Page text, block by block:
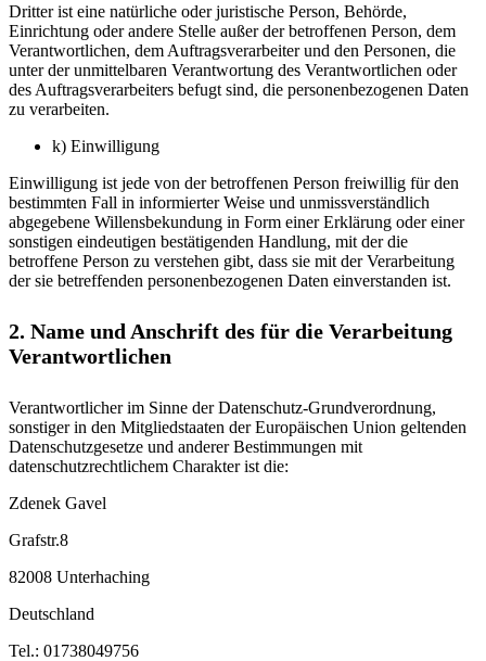
Dritter ist eine natürliche oder juristische Person, Behörde,
Einrichtung oder andere Stelle außer der betroffenen Person, dem
Verantwortlichen, dem Auftragsverarbeiter und den Personen, die
unter der unmittelbaren Verantwortung des Verantwortlichen oder
des Auftragsverarbeiters befugt sind, die personenbezogenen Daten
zu verarbeiten.
k) Einwilligung
Einwilligung ist jede von der betroffenen Person freiwillig für den
bestimmten Fall in informierter Weise und unmissverständlich
abgegebene Willensbekundung in Form einer Erklärung oder einer
sonstigen eindeutigen bestätigenden Handlung, mit der die
betroffene Person zu verstehen gibt, dass sie mit der Verarbeitung
der sie betreffenden personenbezogenen Daten einverstanden ist.
2. Name und Anschrift des für die Verarbeitung
Verantwortlichen
Verantwortlicher im Sinne der Datenschutz-Grundverordnung,
sonstiger in den Mitgliedstaaten der Europäischen Union geltenden
Datenschutzgesetze und anderer Bestimmungen mit
datenschutzrechtlichem Charakter ist die:
Zdenek Gavel
Grafstr.8
82008 Unterhaching
Deutschland
Tel.: 01738049756